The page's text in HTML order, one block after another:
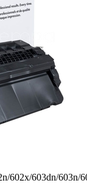
602x/603dn/